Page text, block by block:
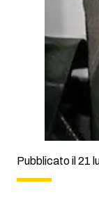
Pubblicato il 21